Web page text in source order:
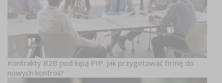
Kontrakty B2B pod lupą PIP. Jak przygotować firmę do
nowych kontroli?